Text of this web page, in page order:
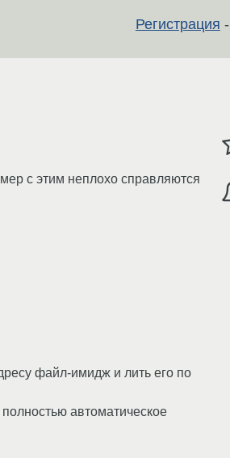
Регистрация -
с этим неплохо справляются
файл-имидж и лить его по
автоматическое